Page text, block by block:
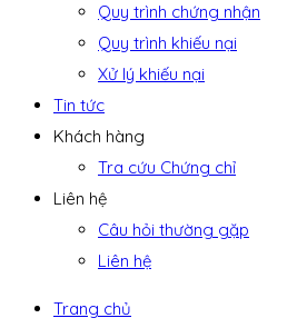
Quy trình chứng nhận
Quy trình khiếu nại
Xử lý khiếu nại
Tin tức
Khách hàng
Tra cứu Chứng chỉ
Liên hệ
Câu hỏi thường gặp
Liên hệ
Trang chủ